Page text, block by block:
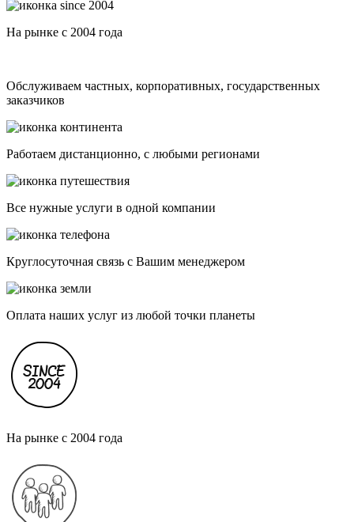
На рынке с 2004 года
Обслуживаем частных, корпоративных, государственных
заказчиков
Работаем дистанционно, с любыми регионами
Все нужные услуги в одной компании
Круглосуточная связь с Вашим менеджером
Оплата наших услуг из любой точки планеты
На рынке с 2004 года